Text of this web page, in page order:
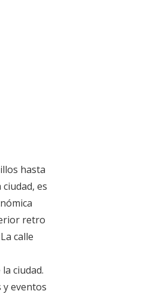
hasta
es
retro
calle
ciudad.
eventos